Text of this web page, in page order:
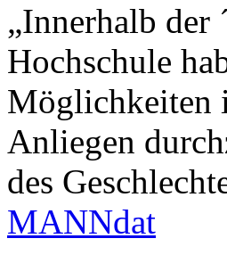
„Innerhalb der
Hochschule
Möglichkeiten
Anliegen
des
MANNdat